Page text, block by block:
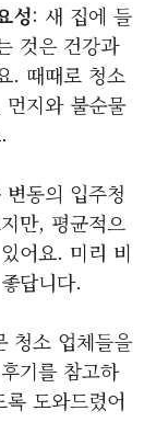
성: 새 집에 들
것은 건강과
. 때때로 청소
지와 불순물
동의 입주청
만, 평균적으
어요. 미리 비
답니다.
청소 업체들을
기를 참고하
도와드렸어